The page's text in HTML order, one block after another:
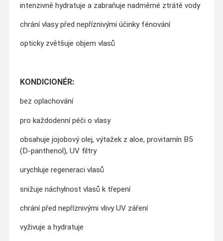
intenzivně hydratuje a zabraňuje nadměrné ztrátě vody
chrání vlasy před nepříznivými účinky fénování
opticky zvětšuje objem vlasů
KONDICIONÉR:
bez oplachování
pro každodenní péči o vlasy
obsahuje jojobový olej, výtažek z aloe, provitamín B5
(D-panthenol), UV filtry
urychluje regeneraci vlasů
snižuje náchylnost vlasů k třepení
chrání před nepříznivými vlivy UV záření
vyživuje a hydratuje